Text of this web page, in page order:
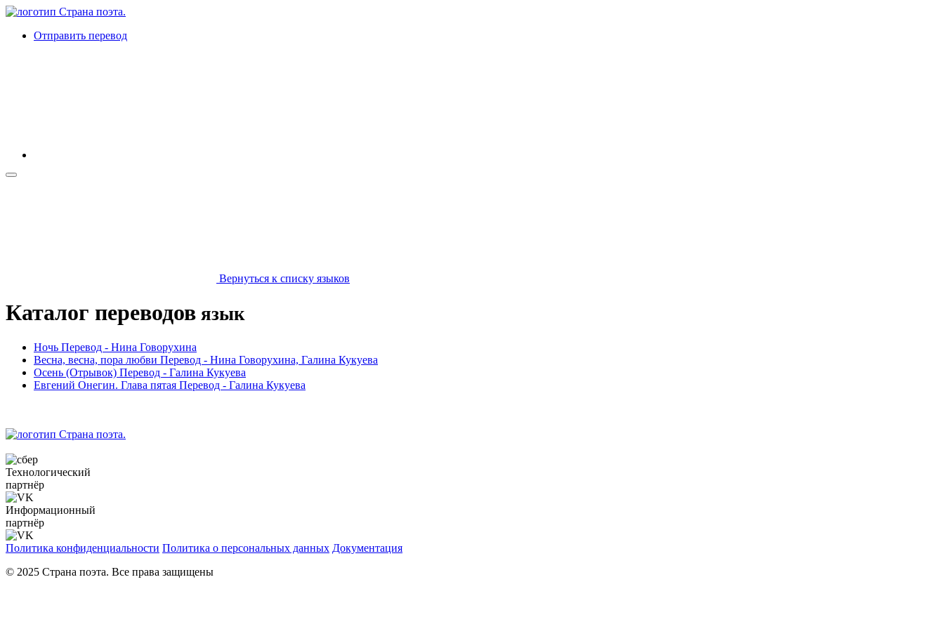
Отправить перевод
Вернуться к списку языков
Каталог переводов язык
Ночь Перевод - Нина Говорухина
Весна, весна, пора любви Перевод - Нина Говорухина, Галина Кукуева
Осень (Отрывок) Перевод - Галина Кукуева
Евгений Онегин. Глава пятая Перевод - Галина Кукуева
Технологический
партнёр
Информационный
партнёр
Политика конфиденциальности Политика о персональных данных Документация
© 2025 Страна поэта. Все права защищены